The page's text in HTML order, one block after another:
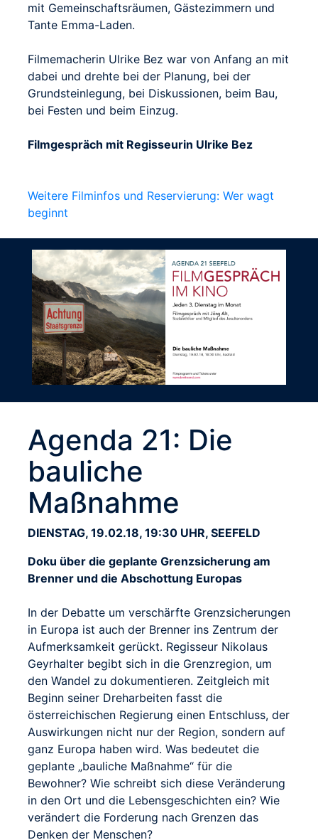
mit Gemeinschaftsräumen, Gästezimmern und
Tante Emma-Laden.
Filmemacherin Ulrike Bez war von Anfang an mit
dabei und drehte bei der Planung, bei der
Grundsteinlegung, bei Diskussionen, beim Bau,
bei Festen und beim Einzug.
Filmgespräch mit Regisseurin Ulrike Bez
Weitere Filminfos und Reservierung: Wer wagt
beginnt
Agenda 21: Die
bauliche
Maßnahme
DIENSTAG, 19.02.18, 19:30 UHR, SEEFELD
Doku über die geplante Grenzsicherung am
Brenner und die Abschottung Europas
In der Debatte um verschärfte Grenzsicherungen
in Europa ist auch der Brenner ins Zentrum der
Aufmerksamkeit gerückt. Regisseur Nikolaus
Geyrhalter begibt sich in die Grenzregion, um
den Wandel zu dokumentieren. Zeitgleich mit
Beginn seiner Dreharbeiten fasst die
österreichischen Regierung einen Entschluss, der
Auswirkungen nicht nur der Region, sondern auf
ganz Europa haben wird. Was bedeutet die
geplante „bauliche Maßnahme“ für die
Bewohner? Wie schreibt sich diese Veränderung
in den Ort und die Lebensgeschichten ein? Wie
verändert die Forderung nach Grenzen das
Denken der Menschen?